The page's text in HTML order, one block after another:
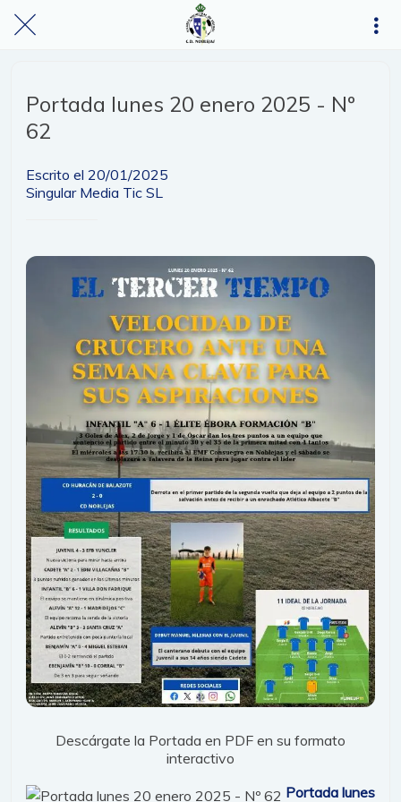
Portada lunes 20 enero 2025 - Nº
62
Escrito el 20/01/2025
Singular Media Tic SL
Descárgate la Portada en PDF en su formato
interactivo
Portada lunes